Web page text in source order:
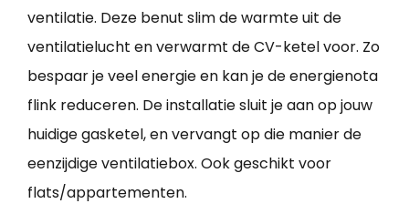
ventilatie. Deze benut slim de warmte uit de
ventilatielucht en verwarmt de CV-ketel voor. Zo
bespaar je veel energie en kan je de energienota
flink reduceren. De installatie sluit je aan op jouw
huidige gasketel, en vervangt op die manier de
eenzijdige ventilatiebox. Ook geschikt voor
flats/appartementen.